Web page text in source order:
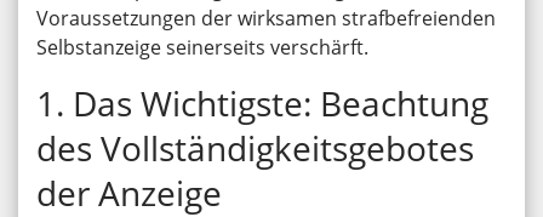
Voraussetzungen der wirksamen strafbefreienden
Selbstanzeige seinerseits verschärft.
1. Das Wichtigste: Beachtung
des Vollständigkeitsgebotes
der Anzeige